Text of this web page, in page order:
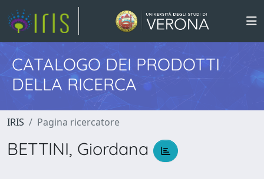
CATALOGO DEI PRODOTTI
DELLA RICERCA
IRIS Pagina ricercatore
BETTINI, Giordana